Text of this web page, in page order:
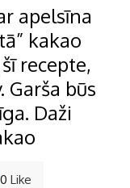
apelsīna
kakao
recepte,
būs
Daži
0 Like